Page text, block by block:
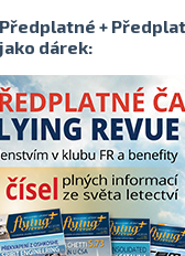
Předplatné +
jako dárek: